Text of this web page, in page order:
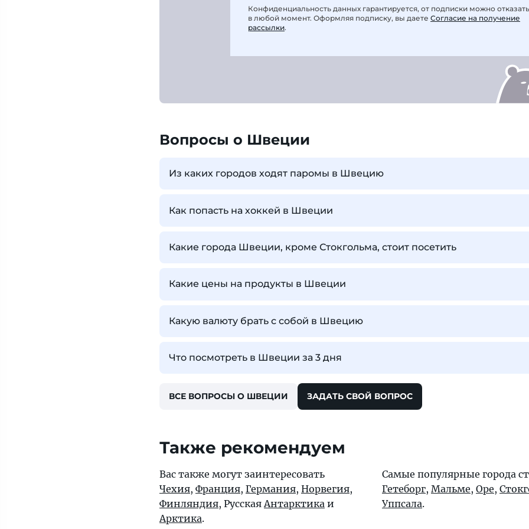
Конфиденциальность данных гарантируется, от подписки можно
в любой момент. Оформляя подписку, вы даете Согласие на получение
рассылки.
Вопросы о Швеции
Из каких городов ходят паромы в Швецию
Как попасть на хоккей в Швеции
Какие города Швеции, кроме Стокгольма, стоит посетить
Какие цены на продукты в Швеции
Какую валюту брать с собой в Швецию
Что посмотреть в Швеции за 3 дня
ВСЕ ВОПРОСЫ О ШВЕЦИИ ЗАДАТЬ СВОЙ ВОПРОС
Также рекомендуем
Вас также могут заинтересовать
Чехия, Франция, Германия, Норвегия,
Финляндия, РусскаяАнтарктика и
Арктика.
Самые популярные города
Гетеборг, Мальме, Оре,
Уппсала.